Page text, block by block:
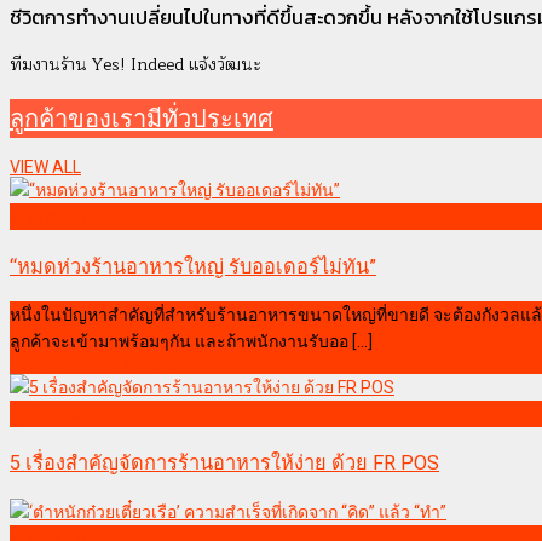
ชีวิตการทำงานเปลี่ยนไปในทางที่ดีขึ้นสะดวกขึ้น หลังจากใช้โปรแกร
ทีมงานร้าน Yes! Indeed แจ้งวัฒนะ
ลูกค้าของเรามีทั่วประเทศ
VIEW ALL
“หมดห่วงร้านอาหารใหญ่ รับออเดอร์ไม่ทัน”
หนึ่งในปัญหาสำคัญที่สำหรับร้านอาหารขนาดใหญ่ที่ขายดี จะต้องกังวลแล้
ลูกค้าจะเข้ามาพร้อมๆกัน และถ้าพนักงานรับออ [...]
5 เรื่องสำคัญจัดการร้านอาหารให้ง่าย ด้วย FR POS